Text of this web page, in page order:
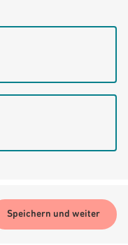
Speichern und weiter